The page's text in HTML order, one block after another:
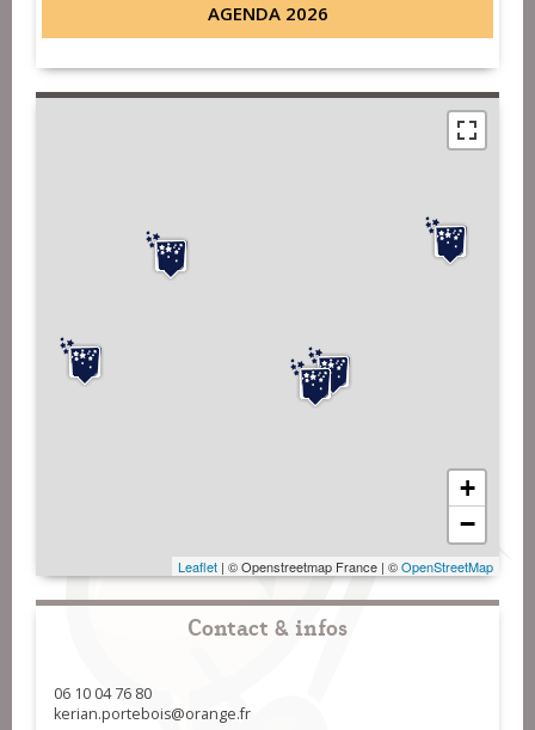
AGENDA 2026
+
−
Leaflet | © Openstreetmap France | ©OpenStreetMap
Contact & infos
06 10 04 76 80
kerian.portebois@orange.fr